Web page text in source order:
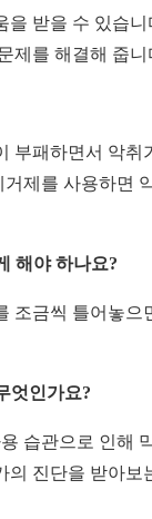
을 받을 수 있습니
제를 해결해 줍니
부패하면서 악취
제를 사용하면
해야 하나요?
조금씩 틀어놓으
엇인가요?
습관으로 인해
의 진단을 받아보